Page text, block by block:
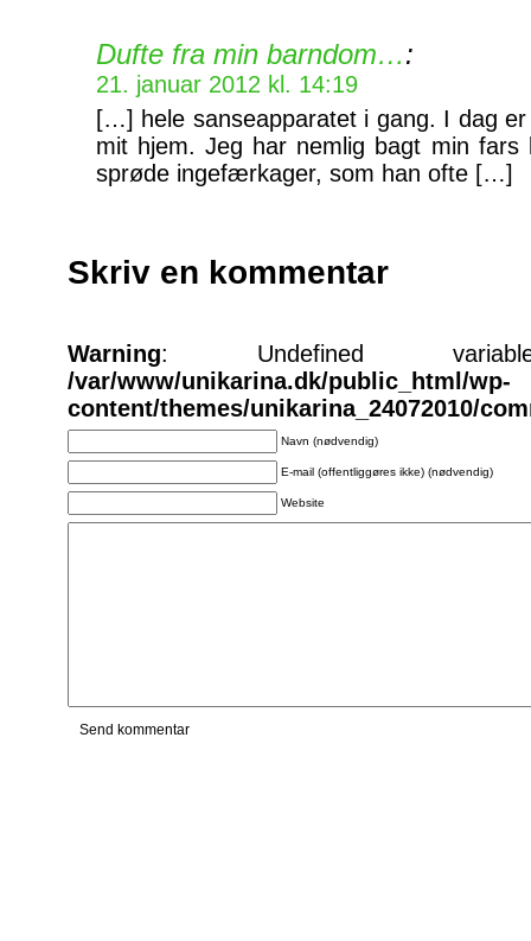
Dufte fra min barndom…:
21. januar 2012 kl. 14:19
[…] hele sanseapparatet i gang. I dag
mit hjem. Jeg har nemlig bagt min
sprøde ingefærkager, som han ofte […]
Skriv en kommentar
Warning: Undefined
/var/www/unikarina.dk/public_html/wp-
content/themes/unikarina_24072010/
Navn (nødvendig)
E-mail (offentliggøres ikke) (nødvendig)
Website